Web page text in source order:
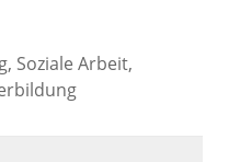
Soziale Arbeit,